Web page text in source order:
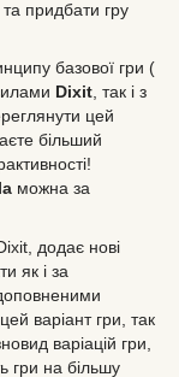
придбати гру
базової гри (
Dixit, так і з
цей
більший
можна за
додає нові
як і за
доповненими
варіант гри, так
варіацій гри,
гри на більшу